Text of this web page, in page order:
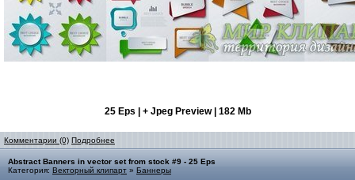
25 Eps | + Jpeg Preview | 182 Mb
Комментарии (0) Подробнее
Abstract Banners in vector set from stock #9 - 25 Eps
Категория: Векторный клипарт » Баннеры